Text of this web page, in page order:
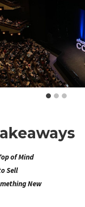
of Mind
Sell
New